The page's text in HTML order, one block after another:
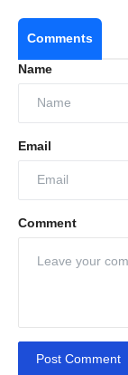
Comments
Name
Email
Comment
Post Comment